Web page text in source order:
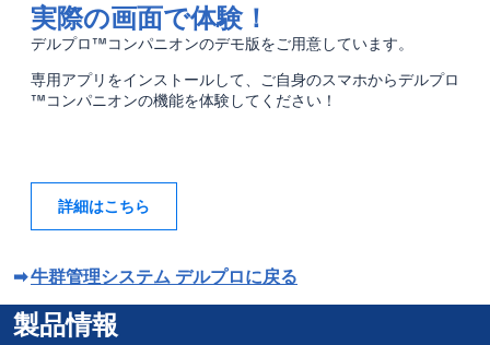
実際の画面で体験！
デルプロ™コンパニオンのデモ版をご用意しています。
専用アプリをインストールして、ご自身のスマホからデルプロ
™コンパニオンの機能を体験してください！
詳細はこちら
➡牛群管理システム デルプロに戻る
製品情報